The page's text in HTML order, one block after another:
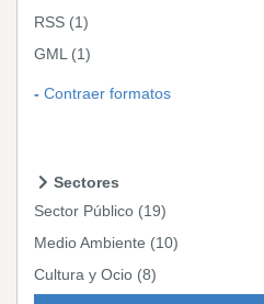
RSS (1)
GML (1)
Contraer formatos
Sectores
Sector Público (19)
Medio Ambiente (10)
Cultura y Ocio (8)